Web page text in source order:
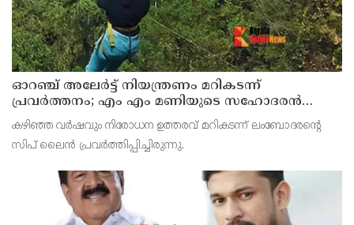
ഓറഞ്ച് അലേര്‍ട്ട് നിയന്ത്രണം മറികടന്ന്
പ്രവര്‍ത്തനം; എം എം മണിയുടെ സഹോദരന്‍
നടത്തുന്ന സിപ് ലൈന്‍ പൂട്ടിച്ച് അധികൃതര്‍
കഴിഞ്ഞ വര്‍ഷവും നിരോധന ഉത്തരവ് മറികടന്ന് ലംബോദരന്റെ
സിപ് ലൈന്‍ പ്രവര്‍ത്തിപ്പിച്ചിരുന്നു.